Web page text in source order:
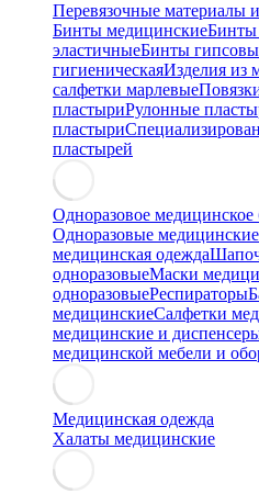
Перевязочные материалы
Бинты медицинские
эластичныеБинты
гигиеническаяИзделия из
салфетки марлевые
пластыриРулонные
пластыри
пластырей
Одноразовое медицинское
Одноразовые
медицинская одежда
одноразовыеМаски
одноразовыеРеспираторы
медицинскиеСалфетки
медицинские и
медицинской мебели и
Медицинская одежда
Халаты медицинские